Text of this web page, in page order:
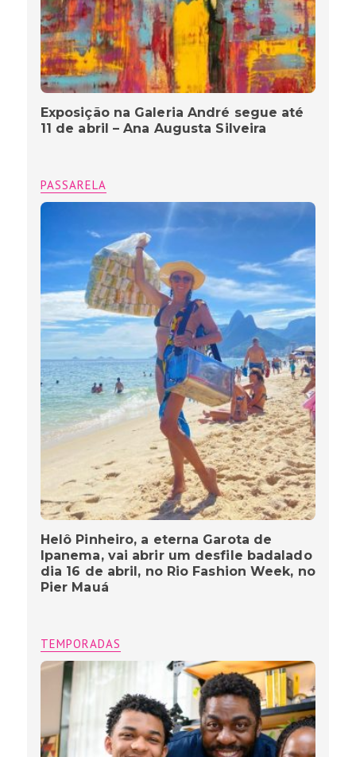
Exposição na Galeria André segue até
11 de abril – Ana Augusta Silveira
PASSARELA
Helô Pinheiro, a eterna Garota de
Ipanema, vai abrir um desfile badalado
dia 16 de abril, no Rio Fashion Week, no
Pier Mauá
TEMPORADAS